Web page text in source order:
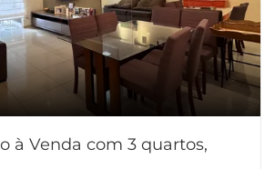
à Venda com 3 quartos,